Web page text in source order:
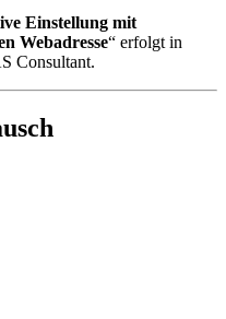
Einstellung mit
Webadresse“ erfolgt in
Consultant.